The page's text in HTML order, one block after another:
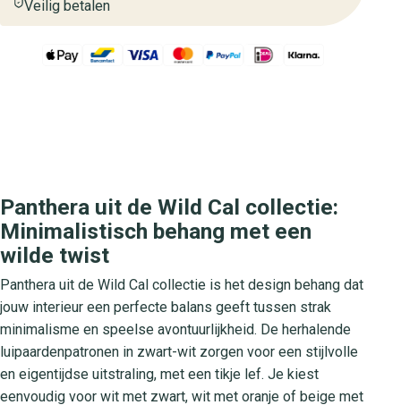
Veilig betalen
Panthera uit de Wild Cal collectie:
Minimalistisch behang met een
wilde twist
Panthera uit de Wild Cal collectie is het design behang dat
jouw interieur een perfecte balans geeft tussen strak
minimalisme en speelse avontuurlijkheid. De herhalende
luipaardenpatronen in zwart-wit zorgen voor een stijlvolle
en eigentijdse uitstraling, met een tikje lef. Je kiest
eenvoudig voor wit met zwart, wit met oranje of beige met